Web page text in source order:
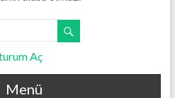
Aç
Menü